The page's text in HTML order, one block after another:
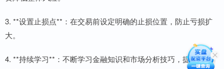
3. **设置止损点**：在交易前设定明确的止损位置，防止亏损扩
大。
4. **持续学习**：不断学习金融知识和市场分析技巧，提升投资